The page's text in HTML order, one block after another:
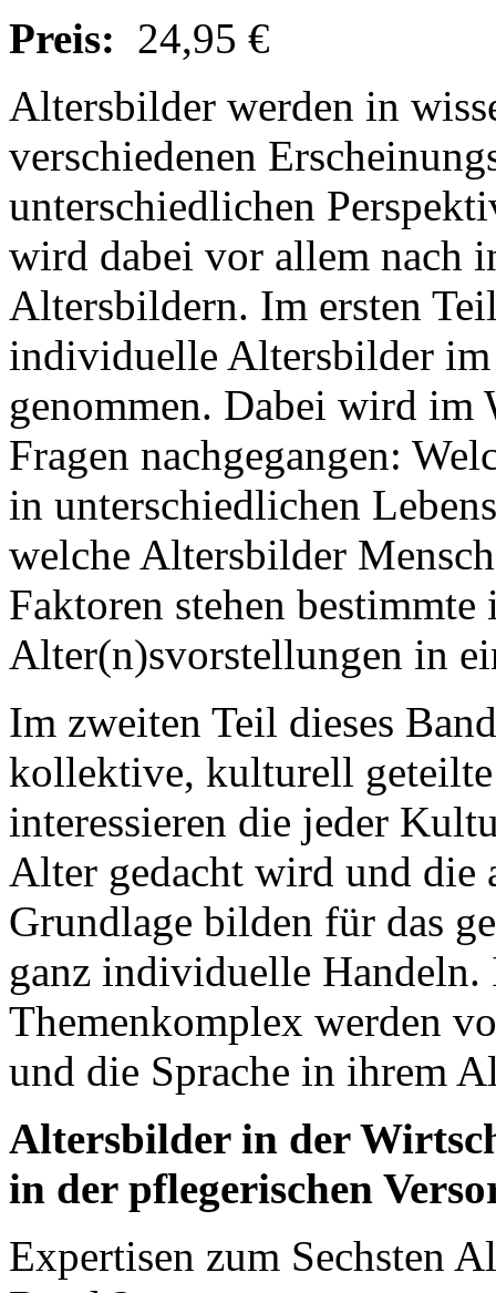
Preis: 24,95 €
Altersbilder werden in
verschiedenen
unterschiedlichen
wird dabei vor allem nach
Altersbildern. Im ersten
individuelle Altersbilder
genommen. Dabei wird im
Fragen nachgegangen:
in unterschiedlichen
welche Altersbilder
Faktoren stehen
Alter(n)svorstellungen in
Im zweiten Teil dieses
kollektive, kulturell
interessieren die jeder
Alter gedacht wird und die
Grundlage bilden für das
ganz individuelle Handeln.
Themenkomplex werden
und die Sprache in ihrem
Altersbilder in der
in der pflegerischen
Expertisen zum Sechsten